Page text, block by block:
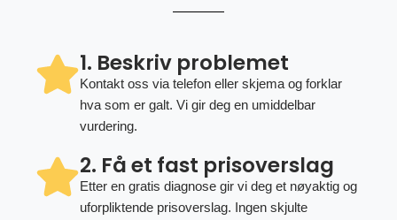
1. Beskriv problemet
Kontakt oss via telefon eller skjema og forklar
hva som er galt. Vi gir deg en umiddelbar
vurdering.
2. Få et fast prisoverslag
Etter en gratis diagnose gir vi deg et nøyaktig og
uforpliktende prisoverslag. Ingen skjulte